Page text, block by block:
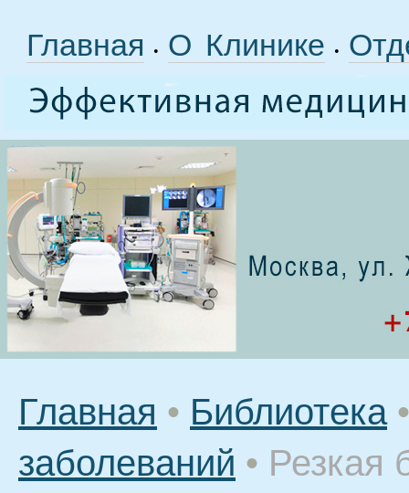
Главная • О Клинике •
Главная • Библиотека •
заболеваний • Резкая